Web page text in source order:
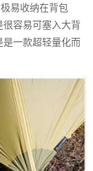
易收纳在背包
容易可塞入大背
一款超轻量化而